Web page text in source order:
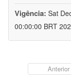
Vigência: Sat
00:00:00 BRT
Anterior